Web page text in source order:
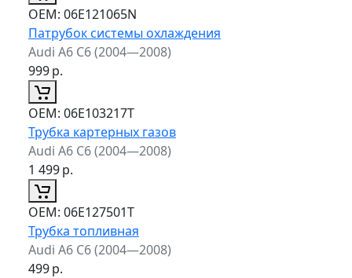
ОЕМ: 06E121065N
Патрубок системы охлаждения
Audi A6 C6 (2004—2008)
999р.
ОЕМ: 06E103217T
Трубка картерных газов
Audi A6 C6 (2004—2008)
1 499р.
ОЕМ: 06E127501T
Трубка топливная
Audi A6 C6 (2004—2008)
499р.